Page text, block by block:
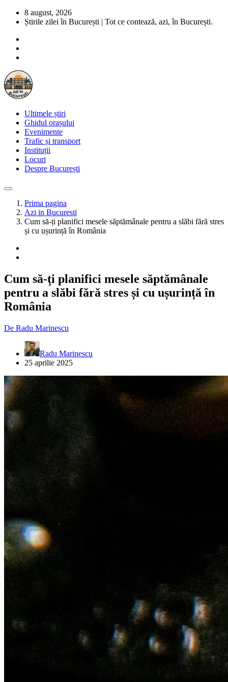
8 august, 2026
Știrile zilei în București | Tot ce contează, azi, în București.
Ultimele știri
Ghidul orașului
Evenimente
Trafic și transport
Instituții
Locuri
Despre București
Prima pagina
Azi in Bucuresti
Cum să-ți planifici mesele săptămânale pentru a slăbi fără stres
și cu ușurință în România
Cum să-ți planifici mesele săptămânale
pentru a slăbi fără stres și cu ușurință în
România
De Radu Marinescu
Radu Marinescu
25 aprilie 2025